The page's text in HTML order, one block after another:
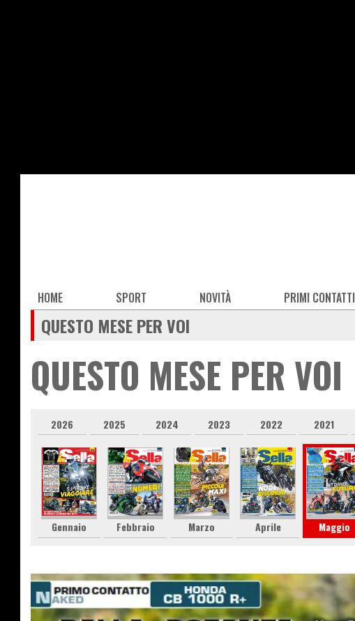
Main
navigation
HOME SPORT NOVITÀ PRIMI CONTATTI
QUESTO MESE PER VOI
QUESTO MESE PER VOI
2026 2025 2024 2023 2022 2021
Gennaio Febbraio Marzo Aprile Maggio